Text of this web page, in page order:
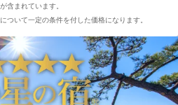
含まれています。
ついて一定の条件を付した価格になります。